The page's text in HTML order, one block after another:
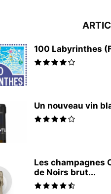
100 Labyrinthes
Un nouveau vin
Les champagnes
de Noirs brut...